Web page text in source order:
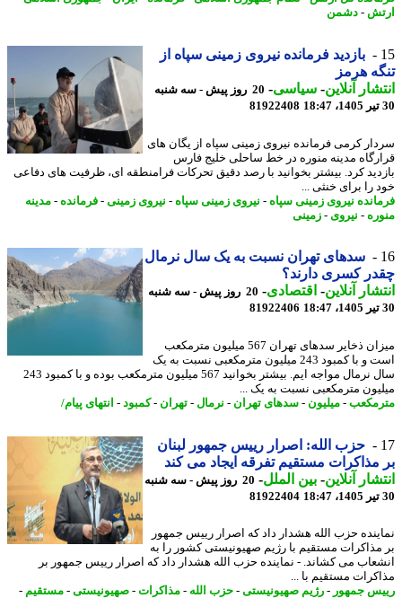
-دشمن
بازدید فرمانده نیروی زمینی سپاه از
هرمز
آنلاین-سیاسی-
20 روز پیش - سه شنبه
81922408
کرمی فرمانده نیروی زمینی سپاه از یگان های
مدینه منوره در خط ساحلی خلیج فارس
کرد. بیشتر بخوانید با رصد دقیق تحرکات فرامنطقه ای، ظرفیت های دفاعی
را برای خنثی ...
نیروی زمینی سپاه-نیروی زمینی سپاه-نیروی زمینی-فرمانده-مدینه
-نیروی-زمینی
سدهای تهران نسبت به یک سال نرمال
کسری دارند؟
آنلاین-اقتصادی-
20 روز پیش - سه شنبه
81922406
میزان ذخایر سدهای تهران 567 میلیون مترمکعب
است و با کمبود 243 میلیون مترمکعبی نسبت به یک
سال نرمال مواجه ایم. بیشتر بخوانید 567 میلیون مترمکعب بوده و با کمبود 243
مترمکعبی نسبت به یک ...
-میلیون-سدهای تهران- نرمال -تهران- کمبود-انتهای پیام/
حزب الله: اصرار رییس جمهور لبنان
مذاکرات مستقیم تفرقه ایجاد می کند
آنلاین-بین الملل-
20 روز پیش - سه شنبه
81922404
حزب الله هشدار داد که اصرار رییس جمهور
مستقیم با رژیم صهیونیستی کشور را به
می کشاند. - نماینده حزب الله هشدار داد که اصرار رییس جمهور بر
مستقیم با ...
جمهور-رژیم صهیونیستی-حزب الله-مذاکرات- صهیونیستی-مستقیم-